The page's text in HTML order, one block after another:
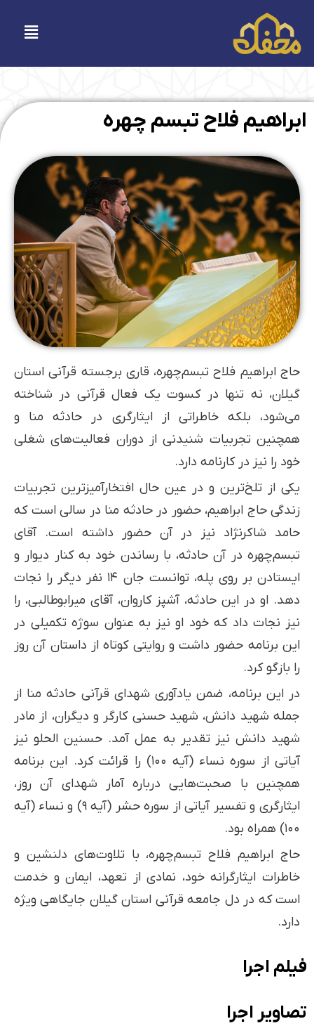
فهرست
ابراهیم فلاح تبسم چهره
حاج ابراهیم فلاح تبسم‌چهره، قاری برجسته قرآنی استان
گیلان، نه تنها در کسوت یک فعال قرآنی در شناخته
می‌شود، بلکه خاطراتی از ایثارگری در حادثه منا و
همچنین تجربیات شنیدنی از دوران فعالیت‌های شغلی
خود را نیز در کارنامه دارد.
یکی از تلخ‌ترین و در عین حال افتخارآمیزترین تجربیات
زندگی حاج ابراهیم، حضور در حادثه منا در سالی است که
حامد شاکرنژاد نیز در آن حضور داشته است. آقای
تبسم‌چهره در آن حادثه، با رساندن خود به کنار دیوار و
ایستادن بر روی پله، توانست جان ۱۴ نفر دیگر را نجات
دهد. او در این حادثه، آشپز کاروان، آقای میرابوطالبی، را
نیز نجات داد که خود او نیز به عنوان سوژه تکمیلی در
این برنامه حضور داشت و روایتی کوتاه از داستان آن روز
را بازگو کرد.
در این برنامه، ضمن یادآوری شهدای قرآنی حادثه منا از
جمله شهید دانش، شهید حسنی کارگر و دیگران، از مادر
شهید دانش نیز تقدیر به عمل آمد. حسنین الحلو نیز
آیاتی از سوره نساء (آیه ۱۰۰) را قرائت کرد. این برنامه
همچنین با صحبت‌هایی درباره آمار شهدای آن روز،
ایثارگری و تفسیر آیاتی از سوره حشر (آیه ۹) و نساء (آیه
۱۰۰) همراه بود.
حاج ابراهیم فلاح تبسم‌چهره، با تلاوت‌های دلنشین و
خاطرات ایثارگرانه خود، نمادی از تعهد، ایمان و خدمت
است که در دل جامعه قرآنی استان گیلان جایگاهی ویژه
دارد.
فیلم اجرا
تصاویر اجرا